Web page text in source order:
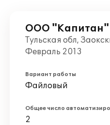
ООО "Капитан"
Тульская обл,
Февраль 2013
Вариант работы
Файловый
Общее число
2